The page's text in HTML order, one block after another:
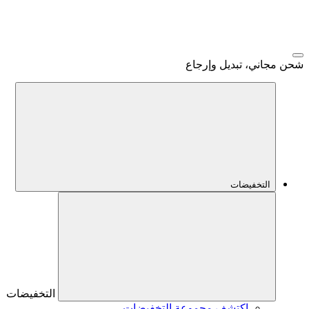
شحن مجاني، تبديل وإرجاع
التخفيضات
التخفيضات